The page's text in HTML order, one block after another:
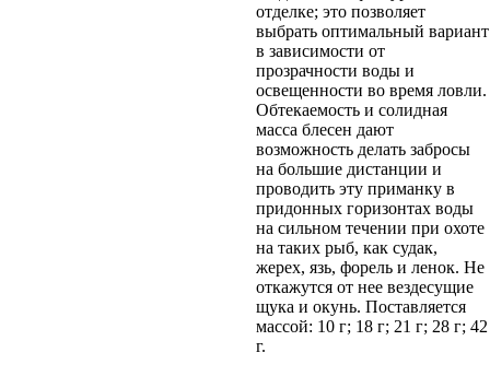
отделке; это позволяет
выбрать оптимальный вариант
в зависимости от
прозрачности воды и
освещенности во время ловли.
Обтекаемость и солидная
масса блесен дают
возможность делать забросы
на большие дистанции и
проводить эту приманку в
придонных горизонтах воды
на сильном течении при охоте
на таких рыб, как судак,
жерех, язь, форель и ленок. Не
откажутся от нее вездесущие
щука и окунь. Поставляется
массой: 10 г; 18 г; 21 г; 28 г; 42
г.